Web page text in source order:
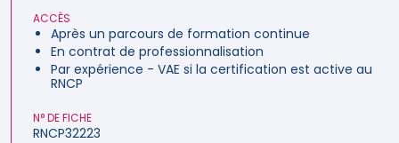
ACCÈS
Après un parcours de formation continue
En contrat de professionnalisation
Par expérience - VAE si la certification est active au
RNCP
N° DE FICHE
RNCP32223